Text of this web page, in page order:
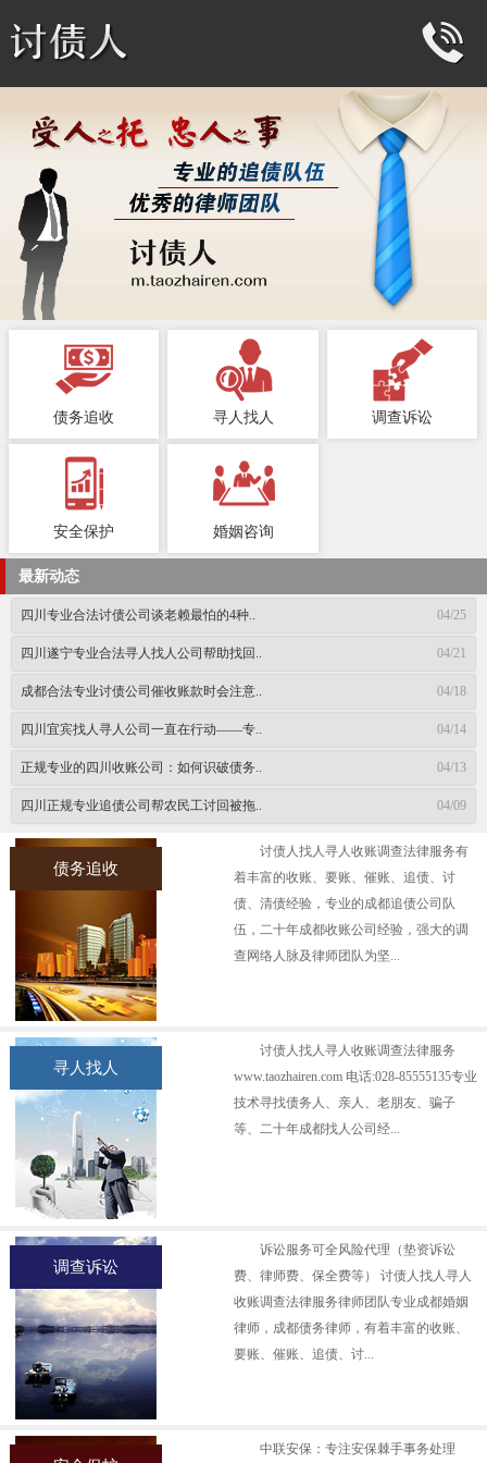
债务追收 寻人找人 调查诉讼
安全保护 婚姻咨询
最新动态
四川专业合法讨债公司谈老赖最怕的4种.. 04/25
四川遂宁专业合法寻人找人公司帮助找回.. 04/21
成都合法专业讨债公司催收账款时会注意.. 04/18
四川宜宾找人寻人公司一直在行动——专.. 04/14
正规专业的四川收账公司：如何识破债务.. 04/13
四川正规专业追债公司帮农民工讨回被拖.. 04/09
债务追收
讨债人找人寻人收账调查法律服务有
着丰富的收账、要账、催账、追债、讨
债、清债经验，专业的成都追债公司队
伍，二十年成都收账公司经验，强大的调
查网络人脉及律师团队为坚...
寻人找人
讨债人找人寻人收账调查法律服务
www.taozhairen.com 电话:028-85555135专业
技术寻找债务人、亲人、老朋友、骗子
等、二十年成都找人公司经...
调查诉讼
诉讼服务可全风险代理（垫资诉讼
费、律师费、保全费等） 讨债人找人寻人
收账调查法律服务律师团队专业成都婚姻
律师，成都债务律师，有着丰富的收账、
要账、催账、追债、讨...
中联安保：专注安保棘手事务处理